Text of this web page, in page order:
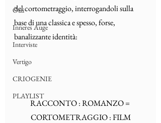
Ötzi
Inneres Auge
Interviste
Vertigo
CRIOGENIE
PLAYLIST
del cortometraggio, interrogandoli sulla
base di una classica e spesso, forse,
banalizzante identità:
RACCONTO : ROMANZO =
CORTOMETRAGGIO : FILM